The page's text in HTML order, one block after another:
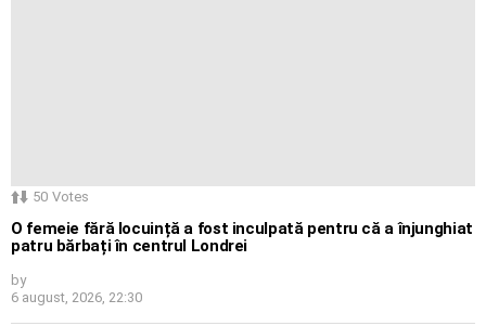
50 Votes
O femeie fără locuință a fost inculpată pentru că a înjunghiat
patru bărbați în centrul Londrei
by
6 august, 2026, 22:30